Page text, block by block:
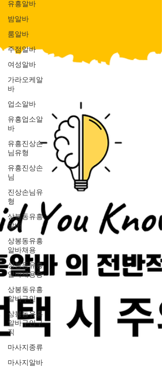
유흥알바
밤알바
룸알바
주점알바
여성알바
가라오케알
바
업소알바
유흥업소알
바
유흥진상손
님유형
유흥진상손
님
진상손님유
형
상봉동유흥
알바
상봉동유흥
알바채용
상봉동유흥
알바채용중
상봉동유흥
알바구인
상봉동유흥
알바구인구
직
마사지종류
마사지알바